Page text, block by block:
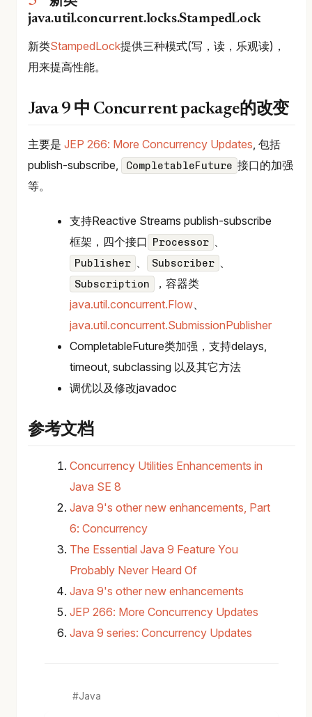
java.util.concurrent.locks.StampedLock
新类StampedLock提供三种模式(写，读，乐观读)，
用来提高性能。
Java 9 中 Concurrent package的改变
主要是 JEP 266: More Concurrency Updates, 包括
publish-subscribe,
CompletableFuture 接口的加强
等。
支持Reactive Streams publish-subscribe
框架，四个接口
Processor 、
Publisher 、 Subscriber 、
Subscription
，容器类
java.util.concurrent.Flow、
java.util.concurrent.SubmissionPublisher
CompletableFuture类加强，支持delays,
timeout, subclassing 以及其它方法
调优以及修改javadoc
参考文档
Concurrency Utilities Enhancements in
Java SE 8
Java 9's other new enhancements, Part
6: Concurrency
The Essential Java 9 Feature You
Probably Never Heard Of
Java 9's other new enhancements
JEP 266: More Concurrency Updates
Java 9 series: Concurrency Updates
Java